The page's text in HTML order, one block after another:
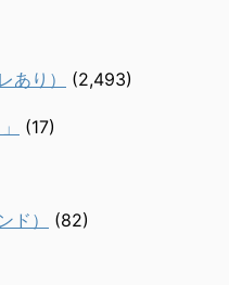
あり）
(2,493)
(17)
）
(82)